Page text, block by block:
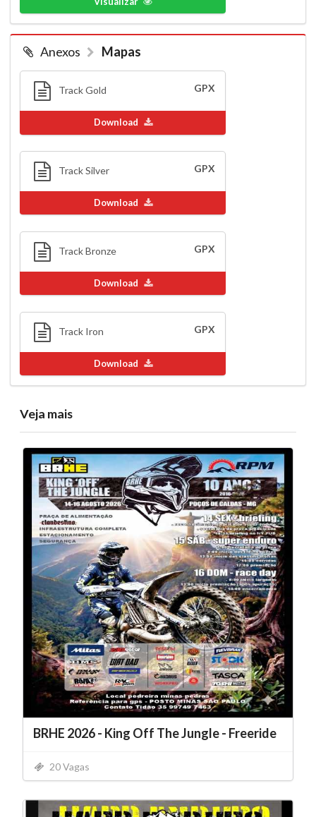
Anexos Mapas
Track Gold GPX
Download
Track Silver GPX
Download
Track Bronze GPX
Download
Track Iron GPX
Download
Veja mais
BRHE 2026 - King Off The Jungle - Freeride
20 Vagas